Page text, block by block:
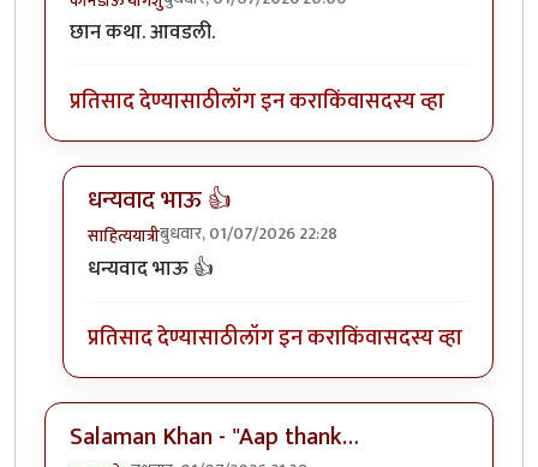
छान कथा. आवडली.
प्रतिसाद देण्यासाठीलॉग इन कराकिंवासदस्य व्हा
धन्यवाद भाऊ 👍
साहित्ययात्रीबुधवार, 01/07/2026 22:28
In reply toछान कथा. आवडली.
धन्यवाद भाऊ 👍
प्रतिसाद देण्यासाठीलॉग इन कराकिंवासदस्य व्हा
Salaman Khan - "Aap thank…